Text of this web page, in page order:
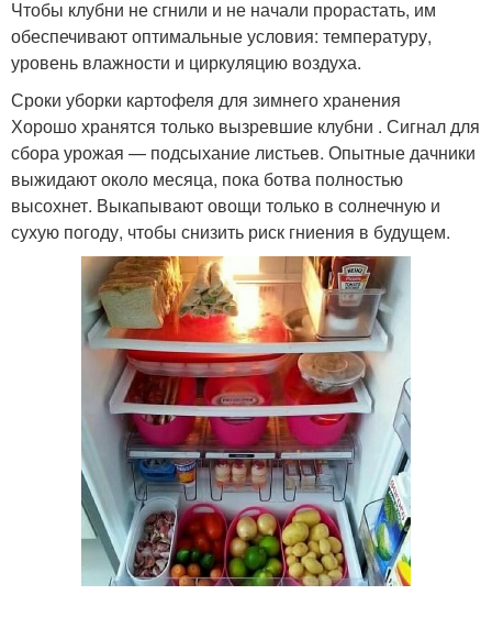
Чтобы клубни не сгнили и не начали прорастать, им
обеспечивают оптимальные условия: температуру,
уровень влажности и циркуляцию воздуха.
Сроки уборки картофеля для зимнего хранения
Хорошо хранятся только вызревшие клубни . Сигнал для
сбора урожая — подсыхание листьев. Опытные дачники
выжидают около месяца, пока ботва полностью
высохнет. Выкапывают овощи только в солнечную и
сухую погоду, чтобы снизить риск гниения в будущем.